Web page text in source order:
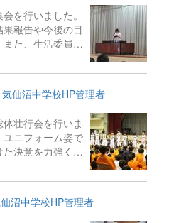
を行いました。
報告や今後の目
た、生活委員会
した。１１日に
日にはKスポと
活動で自分の力
げていきたいと思
気仙沼中学校HP管理者
壮行会を行いま
ユニフォーム姿で
決意を力強く発
て１つになる時
には１、２年生
ージが掲示さ
沼中学校HP管理者